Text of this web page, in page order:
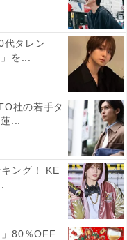
を覚えています」
代タレン
を...
社の若手タ
...
ング！ KE
」80％OFF